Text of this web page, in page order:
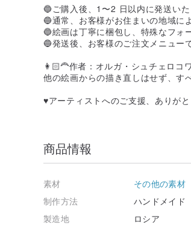
🔵ご購入後、1〜2 日以内に発送いた
🔵通常、お客様がお住まいの地域に
🔵絵画は丁寧に梱包し、特殊なフォ
🔵発送後、お客様のご注文メニュー
👩🏻‍🦰作者：オルガ・シュチェロコ
他の絵画からの描き直しはせず、す
♥️アーティストへのご支援、ありが
商品情報
素材
その他の素材
制作方法
ハンドメイド
製造地
ロシア